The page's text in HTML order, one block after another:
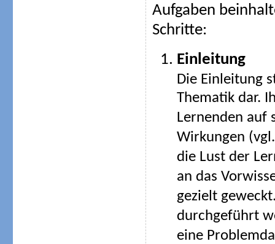
Aufgaben
Schritte:
Einleitung
Die Einleitung
Thematik dar.
Lernenden auf
Wirkungen
die Lust der
an das
gezielt
durchgeführt
eine